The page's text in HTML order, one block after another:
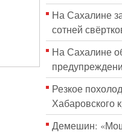
На Сахалине
сотней
На Сахалине
Резкое
Хабаровского
Демешин: